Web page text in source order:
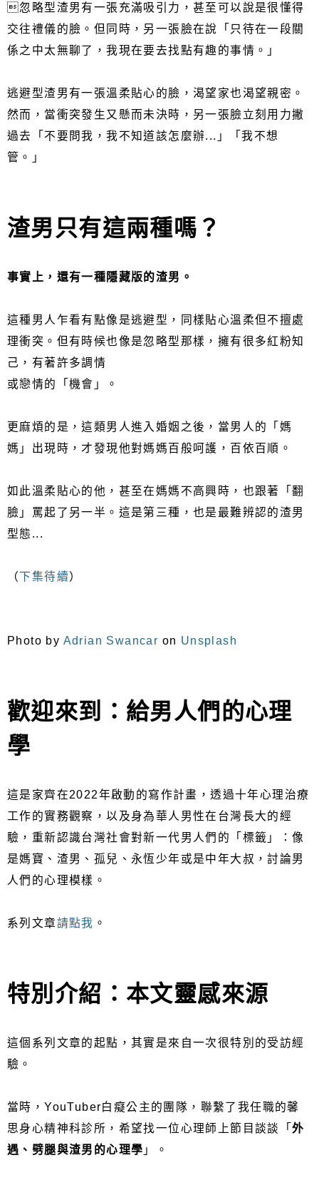
忽略型渣男有一張充滿吸引力，甚至可以說是很懂得
交往禮儀的臉。但同時，另一張臉在說「只待在一段關
係之中太無聊了，我現在要去找點有趣的事情。」
逃避型渣男有一張溫柔貼心的臉，渴望家也渴望親密。
然而，當衝突發生又懸而未決時，另一張臉立刻用力撇
過去「不要問我，我不知道該怎麼辦...」「我不想
管。」
渣男只有這兩種嗎？
事實上，還有一種隱藏版的渣男。
這種男人乍看有點像是逃避型，同樣貼心溫柔但不擅處
理衝突。但有時候也像是忽略型那樣，擁有很多紅粉知
己，有著許多調情
或戀情的「機會」。
更麻煩的是，這類男人進入婚姻之後，當男人的「媽
媽」出現時，才發現他對媽媽百般呵護，百依百順。
如此溫柔貼心的他，甚至在媽媽不高興時，也跟著「翻
臉」罵起了另一半。這是第三種，也是最難辨認的渣男
型態...
（下集待續）
Photo by Adrian Swancar on Unsplash
歡迎來到：給男人們的心理
學
這是家齊在2022年啟動的寫作計畫，透過十年心理治療
工作的實務觀察，以及身為華人男性在台灣長大的經
驗，重新認識台灣社會對新一代男人們的「標籤」：像
是媽寶、渣男、孤兒、永恆少年或是中年大叔，討論男
人們的心理模樣。
系列文章請點我 。
特別介紹：本文靈感來源
這個系列文章的起點，其實是來自一次很特別的受訪經
驗。
當時，YouTuber白癡公主的團隊，聯繫了我任職的馨
思身心精神科診所，希望找一位心理師上節目談談「外
遇、劈腿與渣男的心理學 」。